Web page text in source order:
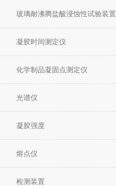
玻璃耐沸腾盐酸浸蚀性试验装置
凝胶时间测定仪
化学制品凝固点测定仪
光谱仪
凝胶强度
熔点仪
检测装置